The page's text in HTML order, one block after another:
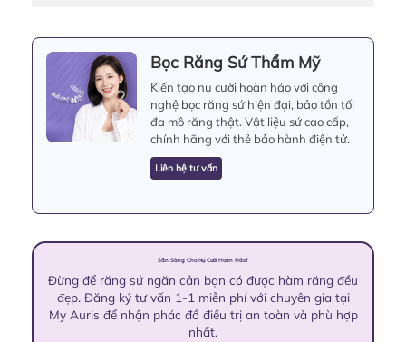
Bọc Răng Sứ Thẩm Mỹ
Kiến tạo nụ cười hoàn hảo với công
nghệ bọc răng sứ hiện đại, bảo tồn tối
đa mô răng thật. Vật liệu sứ cao cấp,
chính hãng với thẻ bảo hành điện tử.
Liên hệ tư vấn
Sẵn Sàng Cho Nụ Cười Hoàn Hảo?
Đừng để răng sứ ngăn cản bạn có được hàm răng đều
đẹp. Đăng ký tư vấn 1-1 miễn phí với chuyên gia tại
My Auris để nhận phác đồ điều trị an toàn và phù hợp
nhất.